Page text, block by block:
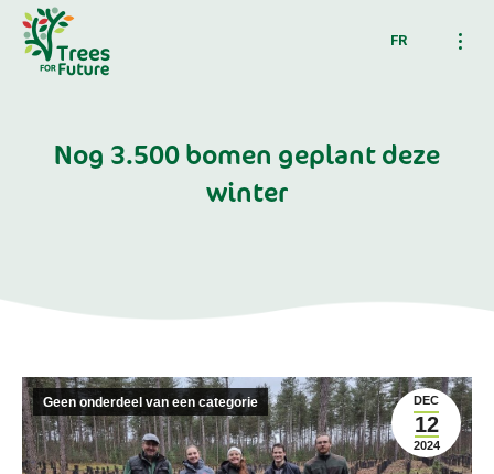
FR
Nog 3.500 bomen geplant deze
winter
DEC
12
2024
Geen onderdeel van een categorie